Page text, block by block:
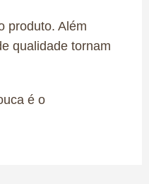
produto. Além
qualidade tornam
é o